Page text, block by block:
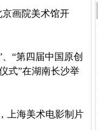
画院美术馆开
“第四届中国原创
式”在湖南长沙举
上海美术电影制片